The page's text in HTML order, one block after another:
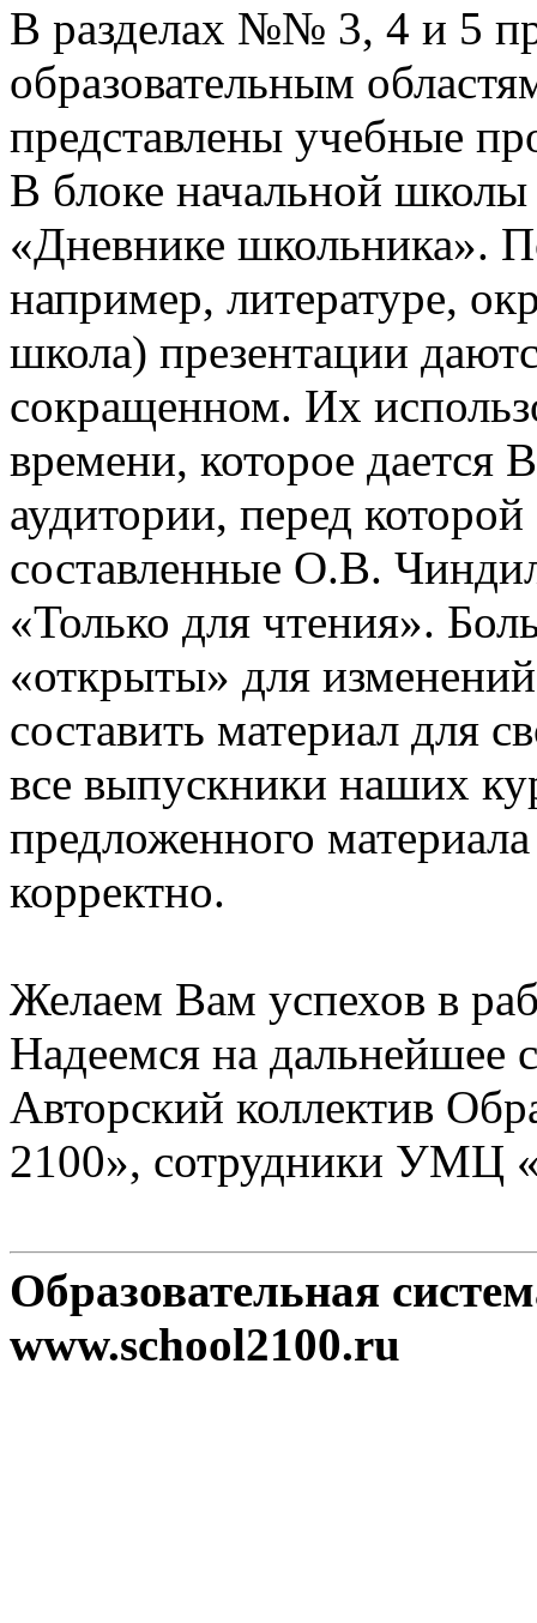
В разделах №№ 3, 4 и 5
образовательным
представлены учебные
В блоке начальной
«Дневнике школьника».
например, литературе,
школа) презентации
сокращенном. Их
времени, которое дается
аудитории, перед
составленные О.В.
«Только для чтения».
«открыты» для
составить материал для
все выпускники наших
предложенного
корректно.
Желаем Вам успехов в
Надеемся на дальнейшее
Авторский коллектив
2100», сотрудники УМЦ
Образовательная
www.school2100.ru